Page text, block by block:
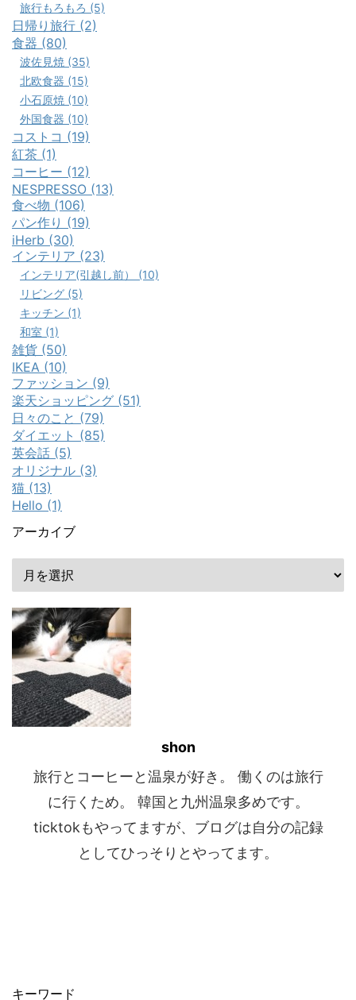
旅行もろもろ (5)
日帰り旅行 (2)
食器 (80)
波佐見焼 (35)
北欧食器 (15)
小石原焼 (10)
外国食器 (10)
コストコ (19)
紅茶 (1)
コーヒー (12)
NESPRESSO (13)
食べ物 (106)
パン作り (19)
iHerb (30)
インテリア (23)
インテリア(引越し前） (10)
リビング (5)
キッチン (1)
和室 (1)
雑貨 (50)
IKEA (10)
ファッション (9)
楽天ショッピング (51)
日々のこと (79)
ダイエット (85)
英会話 (5)
オリジナル (3)
猫 (13)
Hello (1)
アーカイブ
shon
旅行とコーヒーと温泉が好き。 働くのは旅行
に行くため。 韓国と九州温泉多めです。
ticktokもやってますが、ブログは自分の記録
としてひっそりとやってます。
キーワード